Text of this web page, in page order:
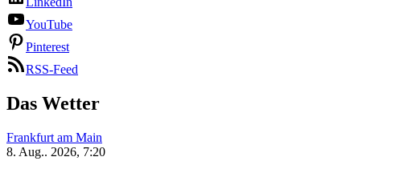
YouTube
Pinterest
RSS-Feed
Das Wetter
Frankfurt am Main
8. Aug.. 2026, 7:20